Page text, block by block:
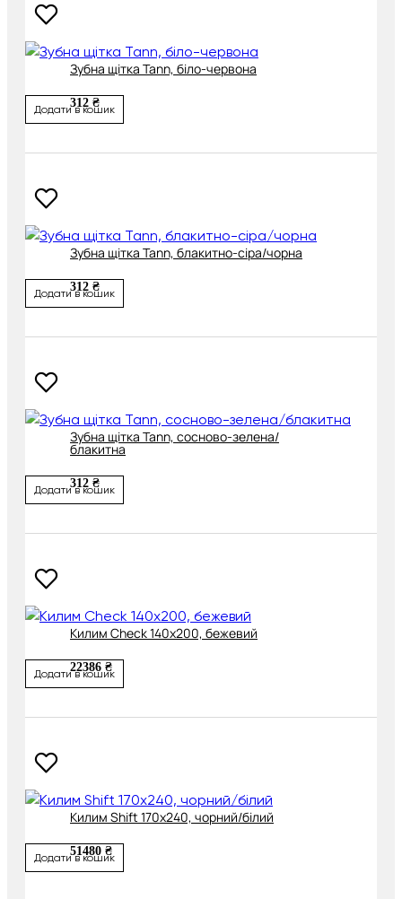
Зубна щітка Tann, біло-червона
312 ₴
Додати в кошик
Зубна щітка Tann, блакитно-сіра/чорна
312 ₴
Додати в кошик
Зубна щітка Tann, сосново-зелена/
блакитна
312 ₴
Додати в кошик
Килим Check 140х200, бежевий
22386 ₴
Додати в кошик
Килим Shift 170х240, чорний/білий
51480 ₴
Додати в кошик